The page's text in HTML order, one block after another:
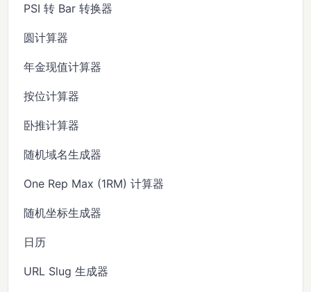
PSI 转 Bar 转换器
圆计算器
年金现值计算器
按位计算器
卧推计算器
随机域名生成器
One Rep Max (1RM) 计算器
随机坐标生成器
日历
URL Slug 生成器